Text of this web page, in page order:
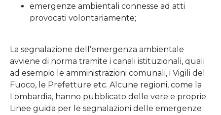
emergenze ambientali connesse ad atti
provocati volontariamente;
La segnalazione dell’emergenza ambientale
avviene di norma tramite i canali istituzionali, quali
ad esempio le amministrazioni comunali, i Vigili del
Fuoco, le Prefetture etc. Alcune regioni, come la
Lombardia, hanno pubblicato delle vere e proprie
Linee guida per le segnalazioni delle emergenze